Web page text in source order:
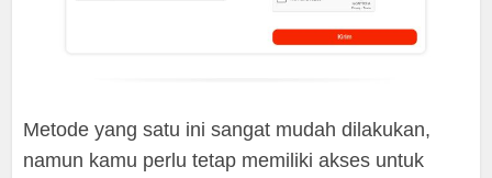
Metode yang satu ini sangat mudah dilakukan,
namun kamu perlu tetap memiliki akses untuk